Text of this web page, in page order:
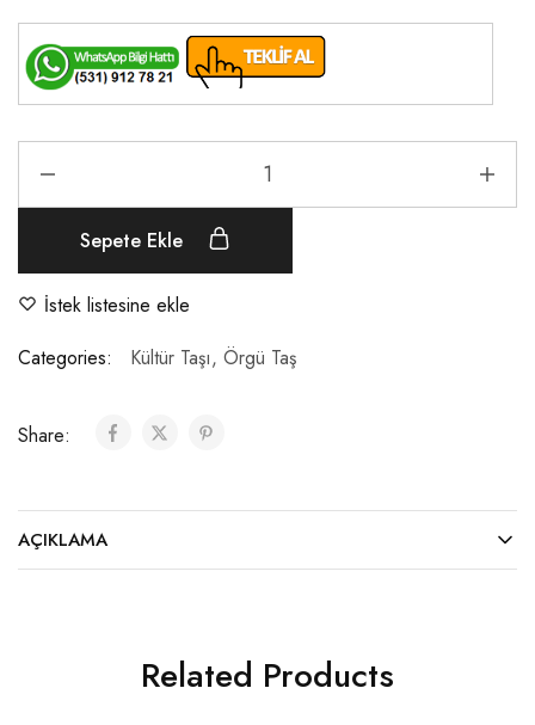
Sepete Ekle
İstek listesine ekle
Categories:
Kültür Taşı, Örgü Taş
Share:
AÇIKLAMA
Related Products